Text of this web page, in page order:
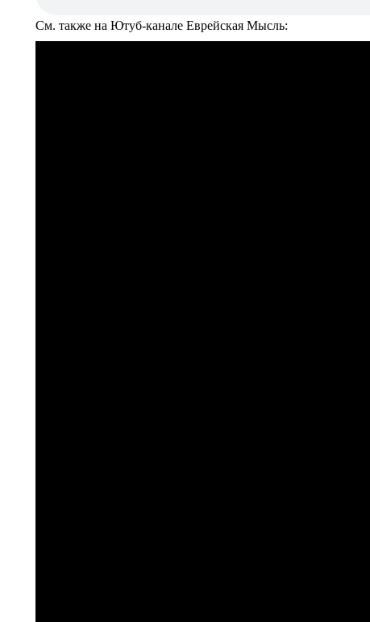
См. также на Ютуб-канале Еврейская Мысль: